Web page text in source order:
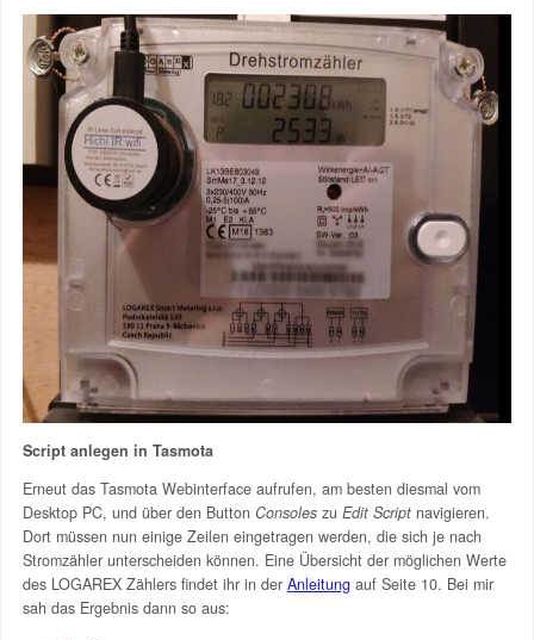
Script anlegen in Tasmota
Erneut das Tasmota Webinterface aufrufen, am besten diesmal vom
Desktop PC, und über den Button Consoleszu Edit Scriptnavigieren.
Dort müssen nun einige Zeilen eingetragen werden, die sich je nach
Stromzähler unterscheiden können. Eine Übersicht der möglichen Werte
des LOGAREX Zählers findet ihr in der Anleitungauf Seite 10. Bei mir
sah das Ergebnis dann so aus: